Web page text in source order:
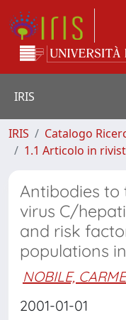
IRIS
IRIS Catalogo
1.1 Articolo in
Antibodies to
virus C/
and risk
populations
NOBILE,
2001-01-01